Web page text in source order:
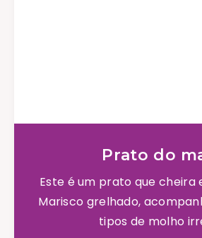
Prato do
Este é um prato que cheira
Marisco grelhado,
tipos de molho